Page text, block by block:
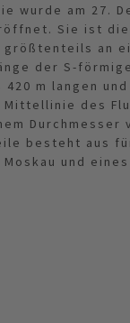
wurde am 27.
Sie ist
an
der S-
m langen
Mittellinie des
besteht aus
und